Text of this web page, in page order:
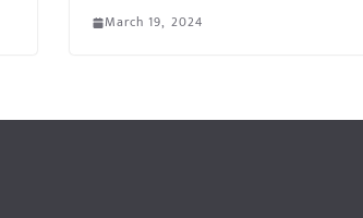
March 19, 2024